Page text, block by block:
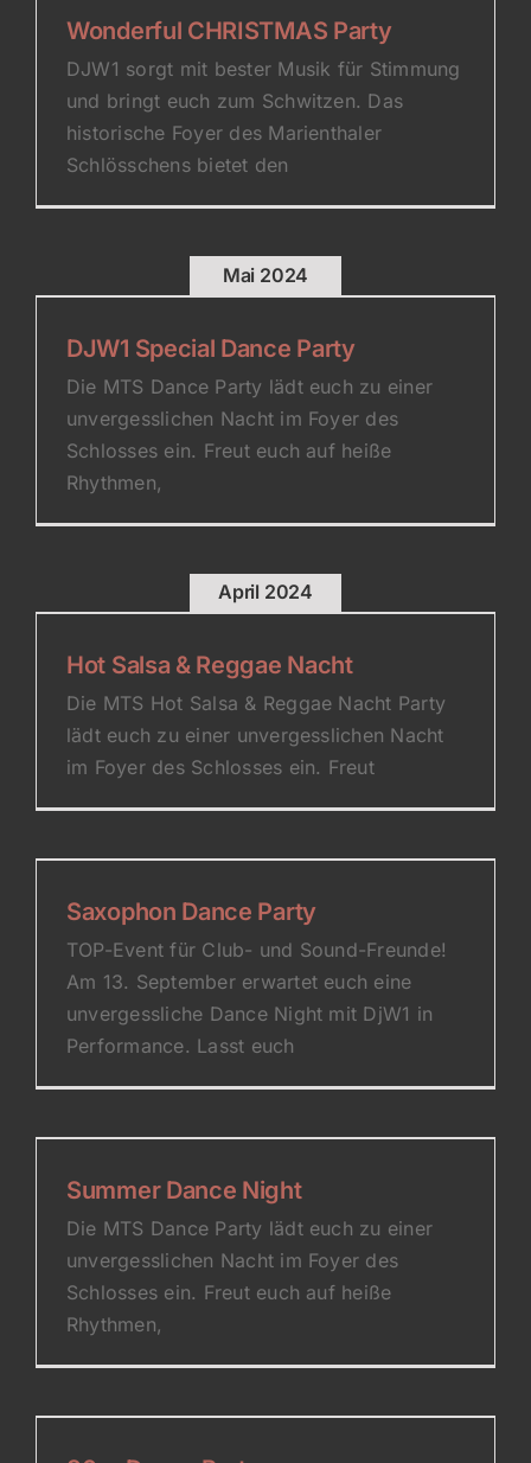
Wonderful CHRISTMAS Party
DJW1 sorgt mit bester Musik für Stimmung
und bringt euch zum Schwitzen. Das
historische Foyer des Marienthaler
Schlösschens bietet den
Mai 2024
DJW1 Special Dance Party
Die MTS Dance Party lädt euch zu einer
unvergesslichen Nacht im Foyer des
Schlosses ein. Freut euch auf heiße
Rhythmen,
April 2024
Hot Salsa & Reggae Nacht
Die MTS Hot Salsa & Reggae Nacht Party
lädt euch zu einer unvergesslichen Nacht
im Foyer des Schlosses ein. Freut
Saxophon Dance Party
TOP-Event für Club- und Sound-Freunde!
Am 13. September erwartet euch eine
unvergessliche Dance Night mit DjW1 in
Performance. Lasst euch
Summer Dance Night
Die MTS Dance Party lädt euch zu einer
unvergesslichen Nacht im Foyer des
Schlosses ein. Freut euch auf heiße
Rhythmen,